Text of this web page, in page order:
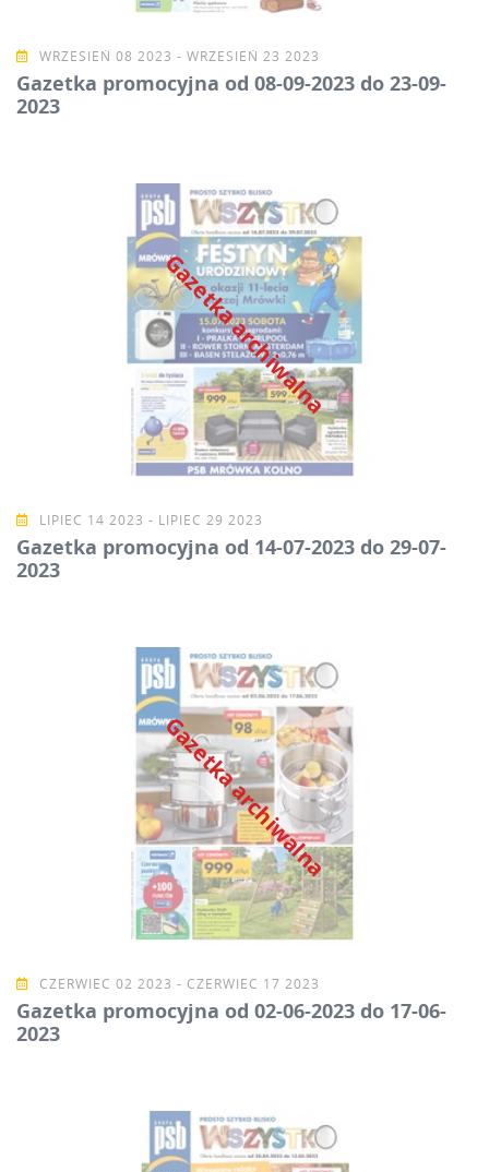
WRZESIEŃ 08 2023 - WRZESIEŃ 23 2023
Gazetka promocyjna od 08-09-2023 do 23-09-
2023
Gazetka archiwalna
LIPIEC 14 2023 - LIPIEC 29 2023
Gazetka promocyjna od 14-07-2023 do 29-07-
2023
Gazetka archiwalna
CZERWIEC 02 2023 - CZERWIEC 17 2023
Gazetka promocyjna od 02-06-2023 do 17-06-
2023